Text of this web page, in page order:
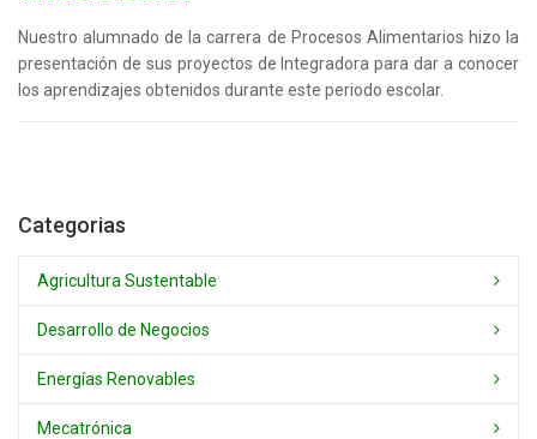
Nuestro alumnado de la carrera de Procesos Alimentarios hizo la
presentación de sus proyectos de Integradora para dar a conocer
los aprendizajes obtenidos durante este periodo escolar.
Categorias
Agricultura Sustentable
Desarrollo de Negocios
Energías Renovables
Mecatrónica